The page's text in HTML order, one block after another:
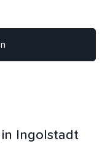
Ingolstadt